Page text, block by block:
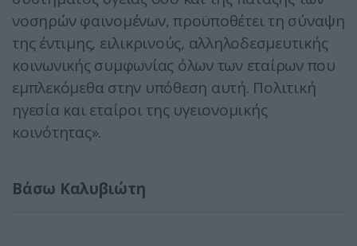
νοσηρών φαινομένων, προϋποθέτει τη σύναψη
της έντιμης, ειλικρινούς, αλληλοδεσμευτικής
κοινωνικής συμφωνίας όλων των εταίρων που
εμπλεκόμεθα στην υπόθεση αυτή. Πολιτική
ηγεσία και εταίροι της υγειονομικής
κοινότητας».
Βάσω Καλυβιώτη